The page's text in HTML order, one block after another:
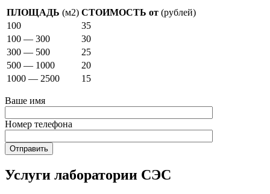
ПЛОЩАДЬ (м2) СТОИМОСТЬ от (рублей)
100
35
100 — 300
30
300 — 500
25
500 — 1000
20
1000 — 2500
15
Ваше имя
Номер телефона
Услуги лаборатории СЭС